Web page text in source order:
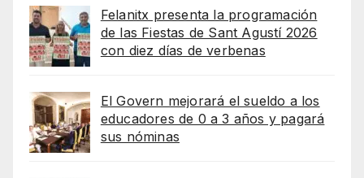
Felanitx presenta la programación
de las Fiestas de Sant Agustí 2026
con diez días de verbenas
El Govern mejorará el sueldo a los
educadores de 0 a 3 años y pagará
sus nóminas